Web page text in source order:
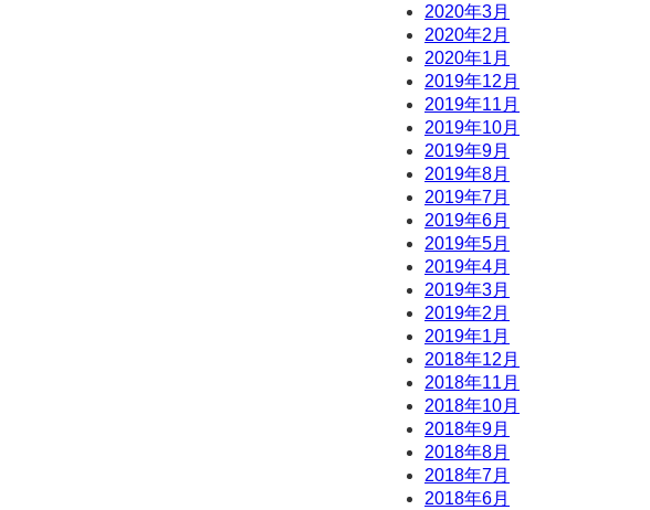
2020年3月
2020年2月
2020年1月
2019年12月
2019年11月
2019年10月
2019年9月
2019年8月
2019年7月
2019年6月
2019年5月
2019年4月
2019年3月
2019年2月
2019年1月
2018年12月
2018年11月
2018年10月
2018年9月
2018年8月
2018年7月
2018年6月